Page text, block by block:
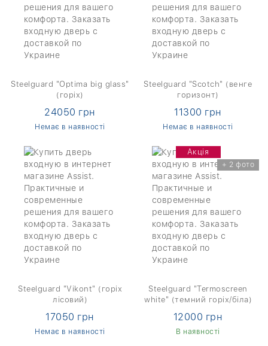
Steelguard "Optima big glass"
(горіх)
24050 грн
Немає в наявності
Steelguard "Scotch" (венге
горизонт)
11300 грн
Немає в наявності
Steelguard "Vikont" (горіх
лісовий)
17050 грн
Немає в наявності
Акція
+ 2 фото
Steelguard "Termoscreen
white" (темний горіх/біла)
12000 грн
В наявності